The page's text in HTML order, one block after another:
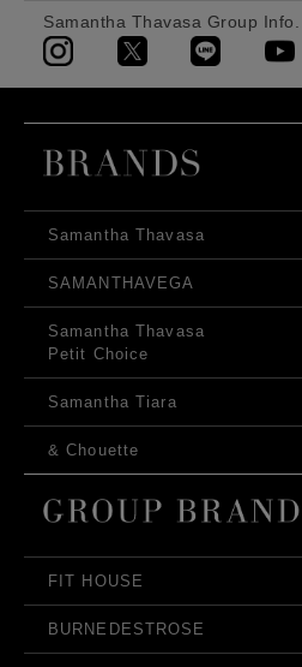
Samantha Thavasa Group Info.
Samantha Thavasa
SAMANTHAVEGA
Samantha Thavasa
Petit Choice
Samantha Tiara
& Chouette
FIT HOUSE
BURNEDESTROSE